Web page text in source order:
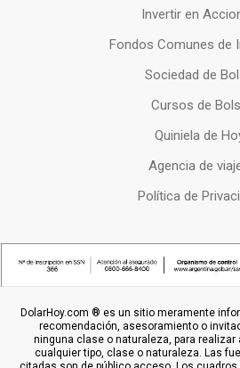
Invertir en
Fondos Comunes de
Sociedad de
Cursos de
Quiniela de
Agencia de
Política de
DolarHoy.com ® es un sitio meramente
recomendación, asesoramiento o
ninguna clase o naturaleza, para
cualquier tipo, clase o naturaleza. Las